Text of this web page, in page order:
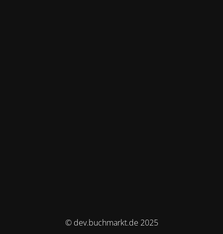
© dev.buchmarkt.de 2025